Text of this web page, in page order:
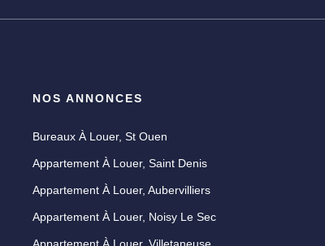
NOS ANNONCES
Bureaux À Louer, St Ouen
Appartement À Louer, Saint Denis
Appartement À Louer, Aubervilliers
Appartement À Louer, Noisy Le Sec